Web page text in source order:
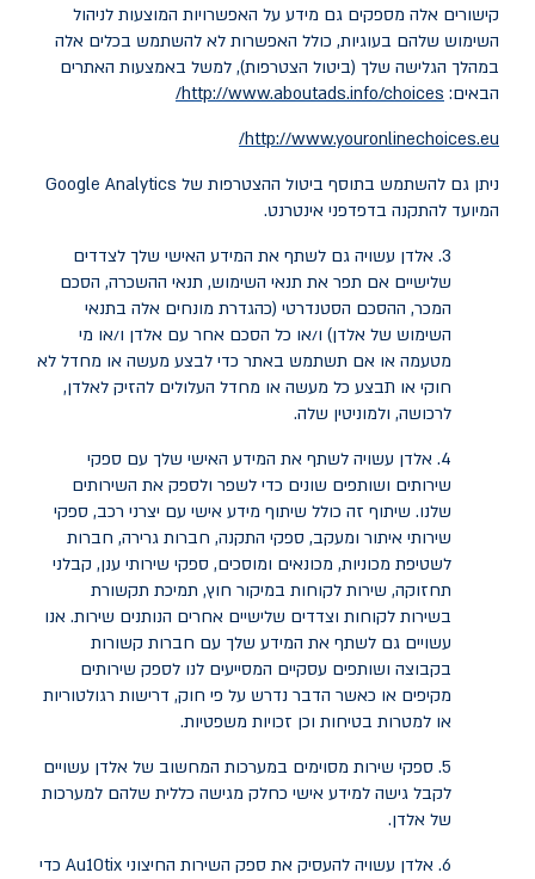
קישורים אלה מספקים גם מידע על האפשרויות המוצעות לניהול
השימוש שלהם בעוגיות, כולל האפשרות לא להשתמש בכלים אלה
במהלך הגלישה שלך (ביטול הצטרפות), למשל באמצעות האתרים
הבאים: http://www.aboutads.info/choices/
http://www.youronlinechoices.eu/
ניתן גם להשתמש בתוסף ביטול ההצטרפות של Google Analytics
המיועד להתקנה בדפדפני אינטרנט.
3. אלדן עשויה גם לשתף את המידע האישי שלך לצדדים
שלישיים אם תפר את תנאי השימוש, תנאי ההשכרה, הסכם
המכר, ההסכם הסטנדרטי (כהגדרת מונחים אלה בתנאי
השימוש של אלדן) ו/או כל הסכם אחר עם אלדן ו/או מי
מטעמה או אם תשתמש באתר כדי לבצע מעשה או מחדל לא
חוקי או תבצע כל מעשה או מחדל העלולים להזיק לאלדן,
לרכושה, ולמוניטין שלה.
4. אלדן עשויה לשתף את המידע האישי שלך עם ספקי
שירותים ושותפים שונים כדי לשפר ולספק את השירותים
שלנו. שיתוף זה כולל שיתוף מידע אישי עם יצרני רכב, ספקי
שירותי איתור ומעקב, ספקי התקנה, חברות גרירה, חברות
לשטיפת מכוניות, מכונאים ומוסכים, ספקי שירותי ענן, קבלני
תחזוקה, שירות לקוחות במיקור חוץ, תמיכת תקשורת
בשירות לקוחות וצדדים שלישיים אחרים הנותנים שירות. אנו
עשויים גם לשתף את המידע שלך עם חברות קשורות
בקבוצה ושותפים עסקיים המסייעים לנו לספק שירותים
מקיפים או כאשר הדבר נדרש על פי חוק, דרישות רגולטוריות
או למטרות בטיחות וכן זכויות משפטיות.
5. ספקי שירות מסוימים במערכות המחשוב של אלדן עשויים
לקבל גישה למידע אישי כחלק מגישה כללית שלהם למערכות
של אלדן.
6. אלדן עשויה להעסיק את ספק השירות החיצוני Au10tix כדי